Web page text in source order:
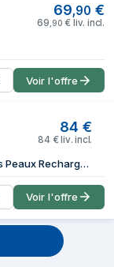
69,90 €
69 90 € liv. incl.
Voir l'offre
84 €
84 € liv. incl.
Clarins - Extra-firming Crème Jour Spf15 Toutes Peaux Recharge Crème Anti-âge Collagène Fermeté 50ml
Voir l'offre